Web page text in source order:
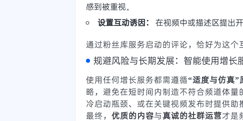
感到被重视。
设置互动诱因：
在视频中或描述区提出
通过粉丝库服务启动的评论，恰好为这个
规避风险与长期发展：智能使用增长
使用任何增长服务都需遵循“适度与仿真”
略，避免在短时间内制造不符合频道体
冷启动瓶颈、或在关键视频发布时提供助
最终， 优质的内容与真诚的社群运营才是